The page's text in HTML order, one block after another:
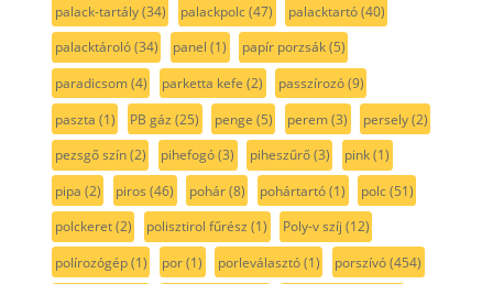
palack-tartály(34) palackpolc(47) palacktartó(40)
palacktároló(34) panel (1) papír porzsák(5)
paradicsom(4) parketta kefe (2) passzírozó(9)
paszta (1) PB gáz (25) penge (5) perem(3) persely(2)
pezsgő szín(2) pihefogó(3) piheszűrő(3) pink(1)
pipa (2) piros (46) pohár(8) pohártartó(1) polc(51)
polckeret(2) polisztirol fűrész (1) Poly-v szíj (12)
polírozógép(1) por(1) porleválasztó(1) porszívó(454)